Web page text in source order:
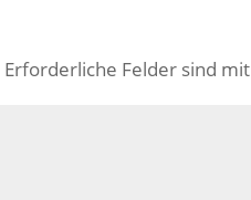
Erforderliche Felder sind mit